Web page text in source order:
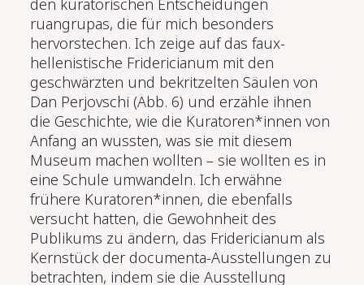
ruangrupas, die für mich besonders
hervorstechen. Ich zeige auf das faux-
hellenistische Fridericianum mit den
geschwärzten und bekritzelten Säulen von
Dan Perjovschi (Abb. 6) und erzähle ihnen
die Geschichte, wie die Kuratoren*innen von
Anfang an wussten, was sie mit diesem
Museum machen wollten – sie wollten es in
eine Schule umwandeln. Ich erwähne
frühere Kuratoren*innen, die ebenfalls
versucht hatten, die Gewohnheit des
Publikums zu ändern, das Fridericianum als
Kernstück der documenta-Ausstellungen zu
betrachten, indem sie die Ausstellung